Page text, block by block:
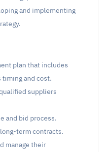
and implementing
plan that includes
and cost.
suppliers
and bid process.
term contracts.
manage their